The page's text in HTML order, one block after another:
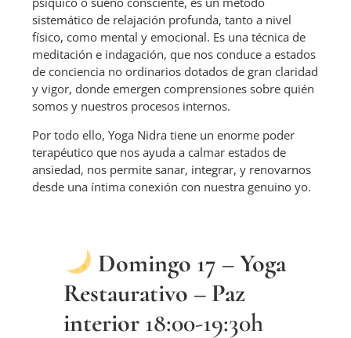
sistemático de relajación profunda, tanto a nivel
físico, como mental y emocional. Es una técnica de
meditación e indagación, que nos conduce a estados
de conciencia no ordinarios dotados de gran claridad
y vigor, donde emergen comprensiones sobre quién
somos y nuestros procesos internos.
Por todo ello, Yoga Nidra tiene un enorme poder
terapéutico que nos ayuda a calmar estados de
ansiedad, nos permite sanar, integrar, y renovarnos
desde una íntima conexión con nuestra genuino yo.
Domingo 17 –Yoga
Restaurativo – Paz
interior 18:00-19:30h